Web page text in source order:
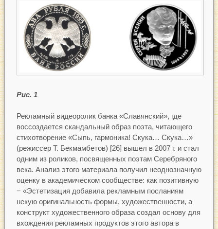
Рис. 1
Рекламный видеоролик банка «Славянский», где
воссоздается скандальный образ поэта, читающего
стихотворение «Сыпь, гармоника! Скука… Скука…»
(режиссер Т. Бекмамбетов) [26] вышел в 2007 г. и стал
одним из роликов, посвященных поэтам Серебряного
века. Анализ этого материала получил неоднозначную
оценку в академическом сообществе: как позитивную
− «Эстетизация добавила рекламным посланиям
некую оригинальность формы, художественности, а
конструкт художественного образа создал основу для
вхождения рекламных продуктов этого автора в